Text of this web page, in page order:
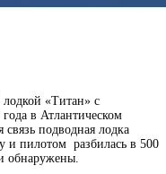
«Титан» с
в Атлантическом
подводная лодка
и пилотом разбилась в 500
обнаружены.